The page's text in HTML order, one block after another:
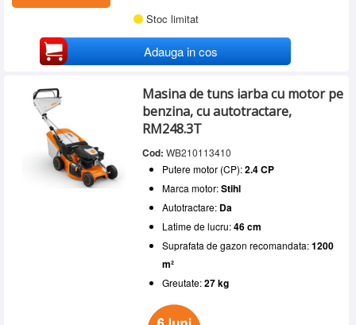
Stoc limitat
Adauga in cos
Masina de tuns iarba cu motor pe
benzina, cu autotractare,
RM248.3T
Cod: WB210113410
Putere motor (CP):2.4 CP
Marca motor:Stihl
Autotractare: Da
Latime de lucru:46 cm
Suprafata de gazon recomandata:1200
m²
Greutate:27 kg